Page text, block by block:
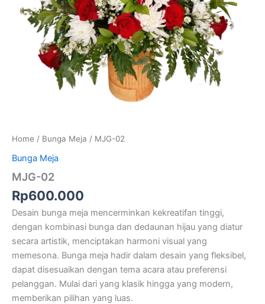
Home / Bunga Meja / MJG-02
Bunga Meja
MJG-02
Rp600.000
Desain bunga meja mencerminkan kekreatifan tinggi,
dengan kombinasi bunga dan dedaunan hijau yang diatur
secara artistik, menciptakan harmoni visual yang
memesona. Bunga meja hadir dalam desain yang fleksibel,
dapat disesuaikan dengan tema acara atau preferensi
pelanggan. Mulai dari yang klasik hingga yang modern,
memberikan pilihan yang luas.